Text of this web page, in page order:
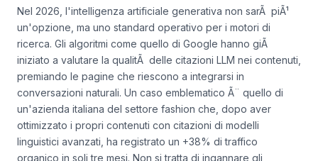
Nel 2026, l'intelligenza artificiale generativa non sarÃ piÃ¹
un'opzione, ma uno standard operativo per i motori di
ricerca. Gli algoritmi come quello di Google hanno giÃ
iniziato a valutare la qualitÃ delle citazioni LLM nei contenuti,
premiando le pagine che riescono a integrarsi in
conversazioni naturali. Un caso emblematico Ã¨ quello di
un'azienda italiana del settore fashion che, dopo aver
ottimizzato i propri contenuti con citazioni di modelli
linguistici avanzati, ha registrato un +38% di traffico
organico in soli tre mesi. Non si tratta di ingannare gli